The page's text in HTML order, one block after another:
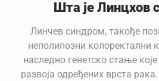
Шта је Линцхов
Линчев синдром, такође
неполипозни колоректални
наследно генетско стање
развоја одређених врста